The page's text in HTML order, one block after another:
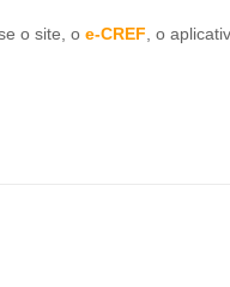
o site, o e-CREF , o